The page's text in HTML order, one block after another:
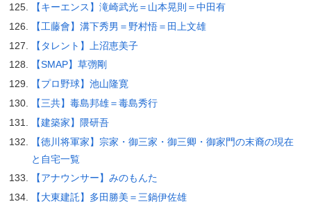
【キーエンス】滝崎武光＝山本晃則＝中田有
【工藤會】溝下秀男＝野村悟＝田上文雄
【タレント】上沼恵美子
【SMAP】草彅剛
【プロ野球】池山隆寛
【三共】毒島邦雄＝毒島秀行
【建築家】隈研吾
【徳川将軍家】宗家・御三家・御三卿・御家門の末裔の現在
と自宅一覧
【アナウンサー】みのもんた
【大東建託】多田勝美＝三鍋伊佐雄